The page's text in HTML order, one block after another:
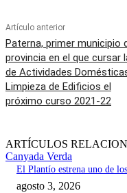
Artículo anterior
Paterna, primer municipio
provincia en el que cursar
de Actividades
Limpieza de Edificios el
próximo curso 2021-22
ARTÍCULOS
Canyada Verda
El Plantío estrena uno de
agosto 3, 2026